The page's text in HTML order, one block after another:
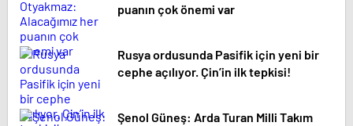
puanın çok önemi var
Rusya ordusunda Pasifik için yeni bir
cephe açılıyor. Çin’in ilk tepkisi!
Şenol Güneş: Arda Turan Milli Takım